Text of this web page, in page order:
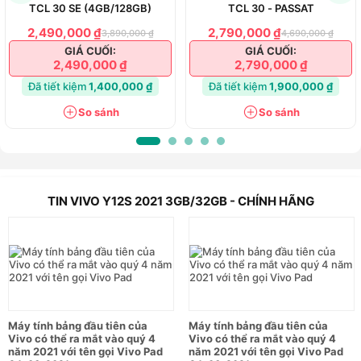
Camera AI thông minh, hỗ trợ selfie góc
rộng
Vivo Y12s được trang bị camera kép với camera chính độ
phân giải 12MP khẩu độ f/2.2 và camera phụ độ phân giải
2MP khẩu độ f/2.4. Bộ đôi camera này có thuật toán xóa
đó, bạn sẽ sở hữu những bức ảnh chân dung chuyên nghiệp,
thích bạn có thể quay video chất lượng 1080p @ 30 fps.
Phía trước là camera selfie 8MP khẩu độ f/1.8. Camera này
mang đến chất lượng ảnh sắc nét, tự động lấy nét và hộ trợ
làm đẹp bằng AI Beautify. Bên cạnh đó, bạn có thể chụp ảnh
Hãy thoải sức sáng tạo và lưu giữ những hình ảnh ý nghĩa.
Đặc biệt, Vivo Y12s còn có công nghệ nhận diện khuôn mặt
thông minh để mở khóa nhanh chóng.
TCL 30 SE (4GB/128GB)
2,490,000 ₫3,890,000 ₫
GIÁ CUỐI:
2,490,000 ₫
Đã tiết kiệm1,400,000 ₫
So sánh
TCL 30 - PASSAT
2,790,000 ₫4,690,000 ₫
GIÁ CUỐI:
2,790,000 ₫
Đã tiết kiệm1,900,000 ₫
So sánh
TIN VIVO Y12S 2021 3GB/32GB - CHÍNH HÃNG
Máy tính bảng đầu tiên của
Vivo có thể ra mắt vào quý 4
năm 2021 với tên gọi Vivo Pad
Máy tính bảng đầu tiên của
Vivo có thể ra mắt vào quý 4
năm 2021 với tên gọi Vivo Pad